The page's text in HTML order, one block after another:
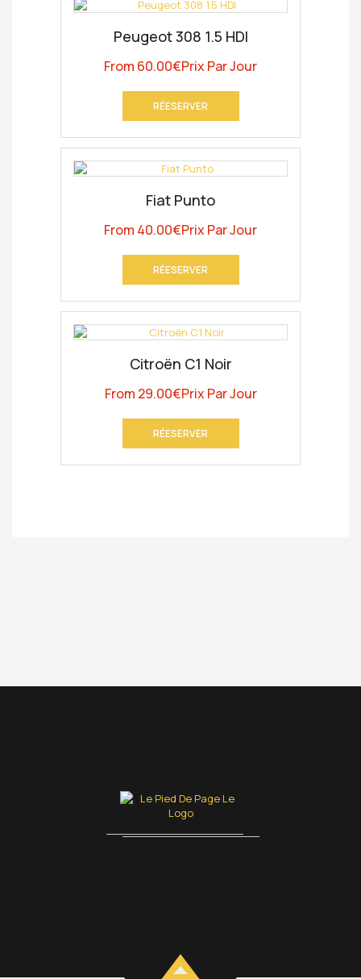
Peugeot 308 1.5 HDI
From 60.00€Prix Par Jour
RÉESERVER
Fiat Punto
From 40.00€Prix Par Jour
RÉESERVER
Citroën C1 Noir
From 29.00€Prix Par Jour
RÉESERVER